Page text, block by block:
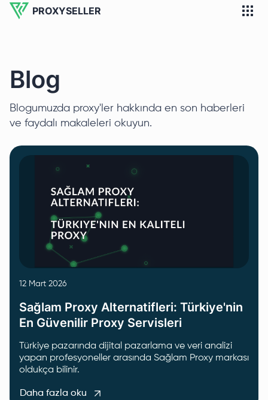
PROXYSELLER
Blog
Blogumuzda proxy'ler hakkında en son haberleri
ve faydalı makaleleri okuyun.
12 Mart 2026
Sağlam Proxy Alternatifleri: Türkiye'nin
En Güvenilir Proxy Servisleri
Türkiye pazarında dijital pazarlama ve veri analizi
yapan profesyoneller arasında Sağlam Proxy markası
oldukça bilinir.
Daha fazla oku